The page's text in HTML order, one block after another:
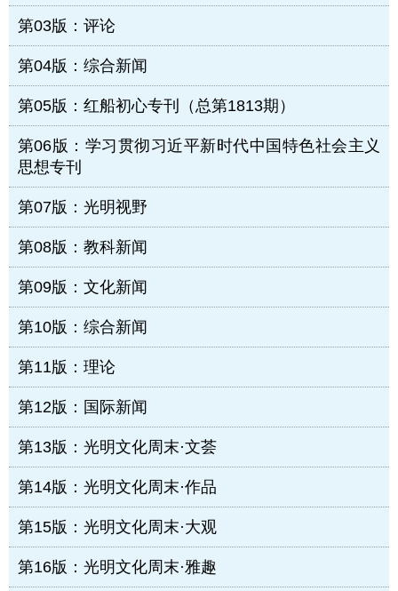
第03版：评论
第04版：综合新闻
第05版：红船初心专刊（总第1813期）
第06版：学习贯彻习近平新时代中国特色社会主义
思想专刊
第07版：光明视野
第08版：教科新闻
第09版：文化新闻
第10版：综合新闻
第11版：理论
第12版：国际新闻
第13版：光明文化周末·文荟
第14版：光明文化周末·作品
第15版：光明文化周末·大观
第16版：光明文化周末·雅趣